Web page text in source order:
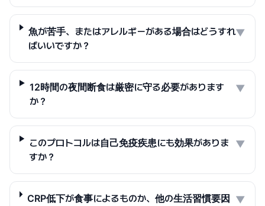
魚が苦手、またはアレルギーがある場合はどうすれ
ばいいですか？
▼
12時間の夜間断食は厳密に守る必要があります
か？
▼
このプロトコルは自己免疫疾患にも効果がありま
すか？
▼
CRP低下が食事によるものか、他の生活習慣要因
▼